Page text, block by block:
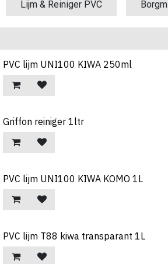
Lijm & Reiniger PVC
PVC lijm UNI100 KIWA 250ml
Griffon reiniger 1ltr
PVC lijm UNI100 KIWA KOMO 1L
PVC lijm T88 kiwa transparant 1L